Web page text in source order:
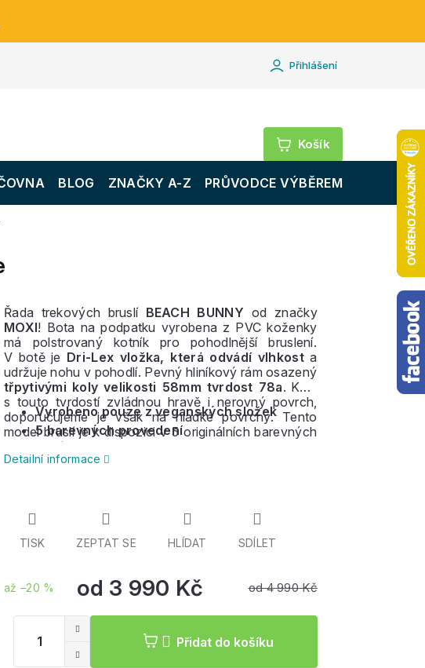
Přihlášení
Nákupní
košík
BLOG ZNAČKY A-Z PRŮVODCE VÝBĚREM
od 4 990 Kč
až –20 % od 3 990 Kč
cena:
Přidat do košíku
Řada trekových bruslí BEACH BUNNY od značky
MOXI! Bota na podpatku vyrobena z PVC koženky
má polstrovaný kotník pro pohodlnější bruslení.
V botě je Dri-Lex vložka, která odvádí vlhkosta
udržuje nohu v pohodlí. Pevný hliníkový rám osazený
třpytivými koly velikosti 58mm tvrdost 78a. Kola
s touto tvrdostí zvládnou hravě i nerovný povrch,
doporučujeme je však na hladké povrchy. Tento
model bruslí je k dispozici v 5 originálních barevných
kombinacích.
Vyrobeno pouze z veganských složek
5 barevných provedení
Detailní informace
TISK ZEPTAT SE HLÍDAT SDÍLET